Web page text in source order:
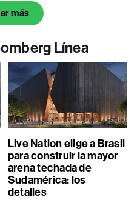
más
Línea
Live Nation elige a Brasil
para construir la mayor
arena techada de
Sudamérica: los
detalles